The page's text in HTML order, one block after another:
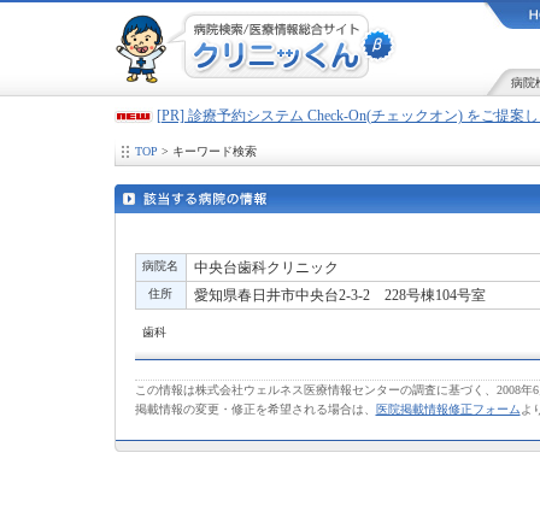
病院
[PR] 診療予約システム Check-On(チェックオン) をご提案
TOP > キーワード検索
病院名 中央台歯科クリニック
住所 愛知県春日井市中央台2-3-2 228号棟104号室
歯科
この情報は株式会社ウェルネス医療情報センターの調査に基づく、2008年
掲載情報の変更・修正を希望される場合は、
医院掲載情報修正フォーム よ